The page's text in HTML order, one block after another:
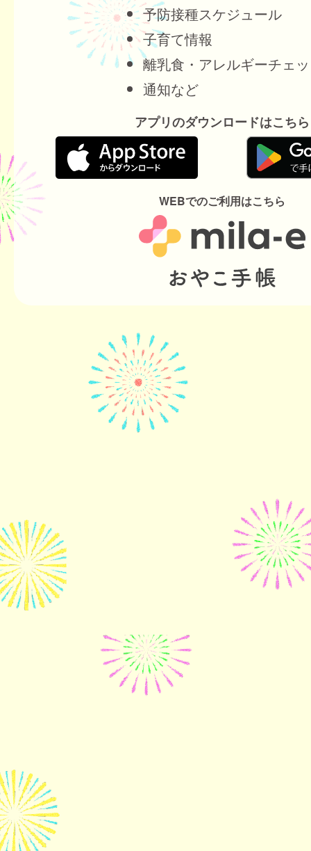
予防接種スケジュール
子育て情報
離乳食・アレルギーチェ
通知など
アプリのダウンロードはこちら
WEBでのご利用はこちら